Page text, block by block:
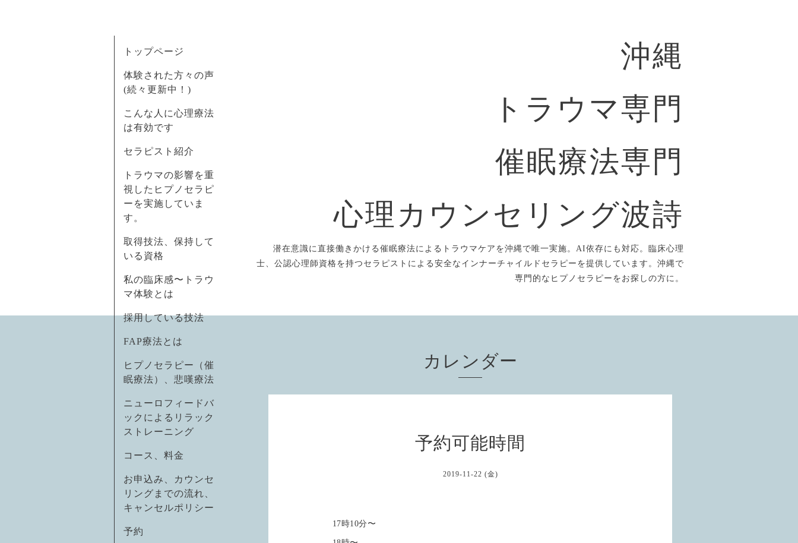
沖縄
トラウマ専門
催眠療法専門
心理カウンセリング波詩
潜在意識に直接働きかける催眠療法によるトラウマケアを沖縄で唯一実施。AI依存にも対応。臨床心理
士、公認心理師資格を持つセラピストによる安全なインナーチャイルドセラピーを提供しています。沖縄で
専門的なヒプノセラピーをお探しの方に。
トップページ
体験された方々の声
(続々更新中！)
こんな人に心理療法
は有効です
セラピスト紹介
トラウマの影響を重
視したヒプノセラピ
ーを実施していま
す。
取得技法、保持して
いる資格
私の臨床感〜トラウ
マ体験とは
採用している技法
FAP療法とは
ヒプノセラピー（催
眠療法）、悲嘆療法
ニューロフィードバ
ックによるリラック
ストレーニング
コース、料金
お申込み、カウンセ
リングまでの流れ、
キャンセルポリシー
予約
カレンダー
予約可能時間
2019-11-22 (金)
17時10分〜